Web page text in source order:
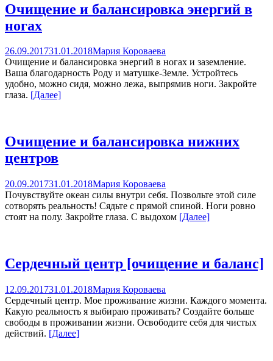
Очищение и балансировка энергий в
ногах
26.09.201731.01.2018Мария Короваева
Очищение и балансировка энергий в ногах и заземление.
Ваша благодарность Роду и матушке-Земле. Устройтесь
удобно, можно сидя, можно лежа, выпрямив ноги. Закройте
глаза. [Далее]
Очищение и балансировка нижних
центров
20.09.201731.01.2018Мария Короваева
Почувствуйте океан силы внутри себя. Позвольте этой силе
сотворять реальность! Сядьте с прямой спиной. Ноги ровно
стоят на полу. Закройте глаза. С выдохом [Далее]
Сердечный центр [очищение и баланс]
12.09.201731.01.2018Мария Короваева
Сердечный центр. Мое проживание жизни. Каждого момента.
Какую реальность я выбираю проживать? Создайте больше
свободы в проживании жизни. Освободите себя для чистых
действий. [Далее]